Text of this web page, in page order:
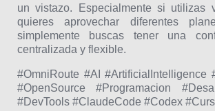
un vistazo. Especialmente si utilizas
quieres aprovechar diferentes
simplemente buscas tener una
centralizada y flexible.
#OmniRoute #AI #ArtificialIntelligence
#OpenSource #Programacion
#DevTools #ClaudeCode #Codex